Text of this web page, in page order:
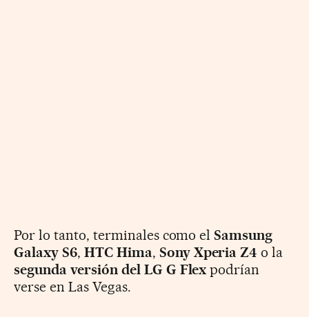
Por lo tanto, terminales como elSamsung
Galaxy S6, HTC Hima, Sony Xperia Z4 o la
segunda versión del LG G Flex podrían
verse en Las Vegas.